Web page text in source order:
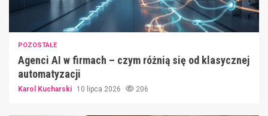
POZOSTAŁE
Agenci AI w firmach – czym różnią się od klasycznej
automatyzacji
Karol Kucharski 10 lipca 2026 206